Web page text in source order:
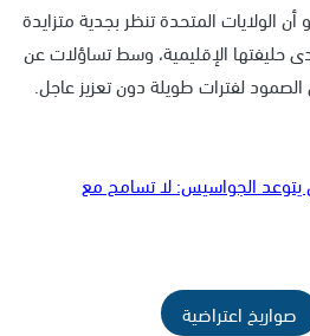
الولايات المتحدة تنظر بجدية متزايدة
حليفتها الإقليمية، وسط تساؤلات عن
لفترات طويلة دون تعزيز عاجل.
يتوعد الجواسيس: لا تسامح مع
صواريخ اعتراضية